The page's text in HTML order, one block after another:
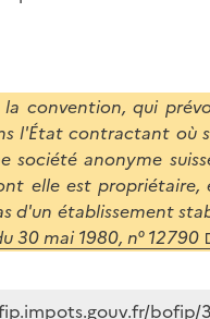
convention, qui
l'État contractant où
société anonyme
elle est
d'un établissement
30 mai 1980, n° 12790